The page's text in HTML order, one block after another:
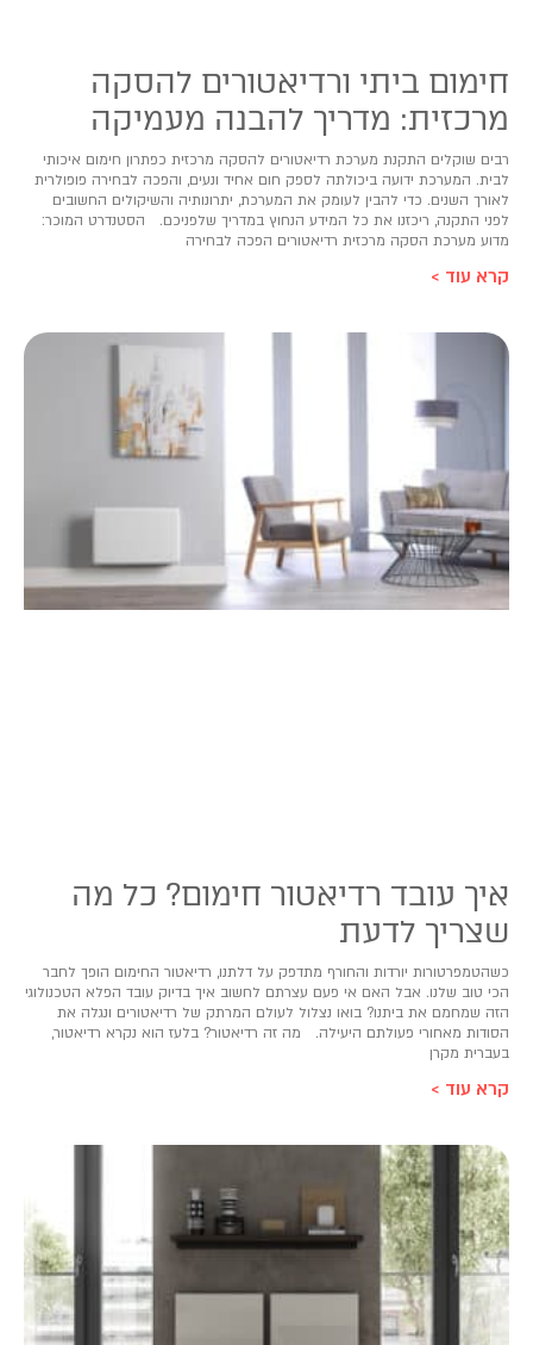
חימום ביתי ורדיאטורים להסקה
מרכזית: מדריך להבנה מעמיקה
רבים שוקלים התקנת מערכת רדיאטורים להסקה מרכזית כפתרון חימום איכותי
לבית. המערכת ידועה ביכולתה לספק חום אחיד ונעים, והפכה לבחירה פופולרית
לאורך השנים. כדי להבין לעומק את המערכת, יתרונותיה והשיקולים החשובים
לפני התקנה, ריכזנו את כל המידע הנחוץ במדריך שלפניכם. הסטנדרט המוכר:
מדוע מערכת הסקה מרכזית רדיאטורים הפכה לבחירה
קרא עוד >
איך עובד רדיאטור חימום? כל מה
שצריך לדעת
כשהטמפרטורות יורדות והחורף מתדפק על דלתנו, רדיאטור החימום הופך לחבר
הכי טוב שלנו. אבל האם אי פעם עצרתם לחשוב איך בדיוק עובד הפלא הטכנולוגי
הזה שמחמם את ביתנו? בואו נצלול לעולם המרתק של רדיאטורים ונגלה את
הסודות מאחורי פעולתם היעילה. מה זה רדיאטור? בלעז הוא נקרא רדיאטור,
בעברית מקרן
קרא עוד >